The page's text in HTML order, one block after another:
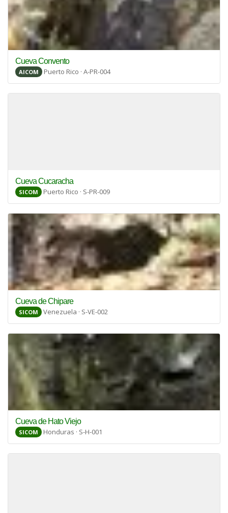
Cueva Convento
AICOM Puerto Rico · A-PR-004
Cueva Cucaracha
SICOM Puerto Rico · S-PR-009
Cueva de Chipare
SICOM Venezuela · S-VE-002
Cueva de Hato Viejo
SICOM Honduras · S-H-001